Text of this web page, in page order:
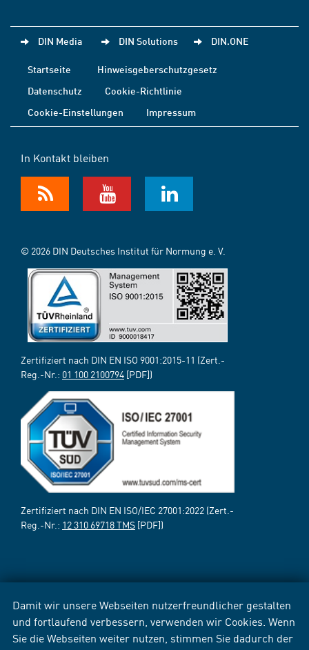
Damit wir unsere Webseiten nutzerfreundlicher gestalten
und fortlaufend verbessern, verwenden wir Cookies. Wenn
Sie die Webseiten weiter nutzen, stimmen Sie dadurch der
DIN Media DIN Solutions DIN.ONE
Startseite
Hinweisgeberschutzgesetz
Datenschutz
Cookie-Richtlinie
Cookie-Einstellungen
Impressum
In Kontakt bleiben
© 2026 DIN Deutsches Institut für Normung e. V.
Zertifiziert nach DIN EN ISO 9001:2015-11 (Zert.-
Reg.-Nr.: 01 100 2100794 [PDF])
Zertifiziert nach DIN EN ISO/IEC 27001:2022 (Zert.-
Reg.-Nr.: 12 310 69718 TMS [PDF])